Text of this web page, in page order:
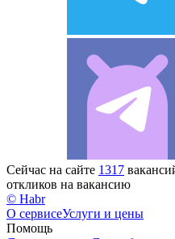
Сейчас на сайте 1317
откликов на вакансию
© Habr
О сервисеУслуги и цены
Помощь